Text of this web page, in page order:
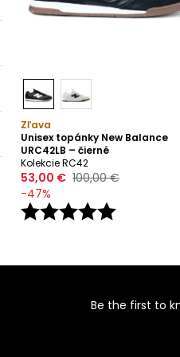
Zľava
Unisex topánky New Balance
URC42LB – čierné
Kolekcie RC42
53,00 € 100,00 €
-47%
Be the first to